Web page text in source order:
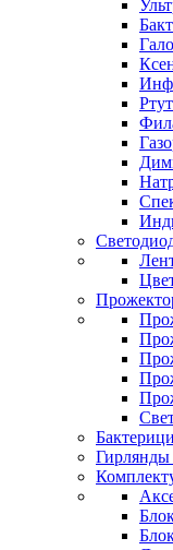
Гирлянды